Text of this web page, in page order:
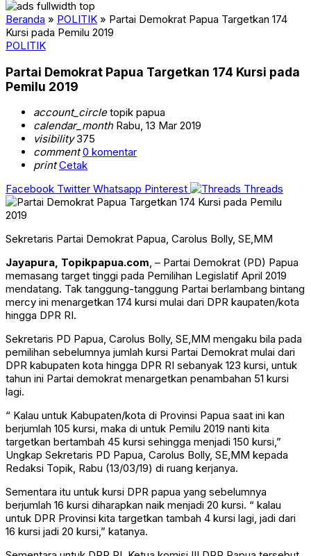
Beranda » POLITIK » Partai Demokrat Papua Targetkan 174
Kursi pada Pemilu 2019
POLITIK
Partai Demokrat Papua Targetkan 174 Kursi pada
Pemilu 2019
account_circletopik papua
calendar_monthRabu, 13 Mar 2019
visibility375
comment 0 komentar
print Cetak
Facebook Twitter Whatsapp Pinterest Threads
Sekretaris Partai Demokrat Papua, Carolus Bolly, SE,MM
Jayapura, Topikpapua.com, – Partai Demokrat (PD) Papua
memasang target tinggi pada Pemilihan Legislatif April 2019
mendatang. Tak tanggung-tanggung Partai berlambang bintang
mercy ini menargetkan 174 kursi mulai dari DPR kaupaten/kota
hingga DPR RI.
Sekretaris PD Papua, Carolus Bolly, SE,MM mengaku bila pada
pemilihan sebelumnya jumlah kursi Partai Demokrat mulai dari
DPR kabupaten kota hingga DPR RI sebanyak 123 kursi, untuk
tahun ini Partai demokrat menargetkan penambahan 51 kursi
lagi.
“ Kalau untuk Kabupaten/kota di Provinsi Papua saat ini kan
berjumlah 105 kursi, maka di untuk Pemilu 2019 nanti kita
targetkan bertambah 45 kursi sehingga menjadi 150 kursi,”
Ungkap Sekretaris PD Papua, Carolus Bolly, SE,MM kepada
Redaksi Topik, Rabu (13/03/19) di ruang kerjanya.
Sementara itu untuk kursi DPR papua yang sebelumnya
berjumlah 16 kursi diharapkan naik menjadi 20 kursi. “ kalau
untuk DPR Provinsi kita targetkan tambah 4 kursi lagi, jadi dari
16 kursi jadi 20 kursi,” katanya.